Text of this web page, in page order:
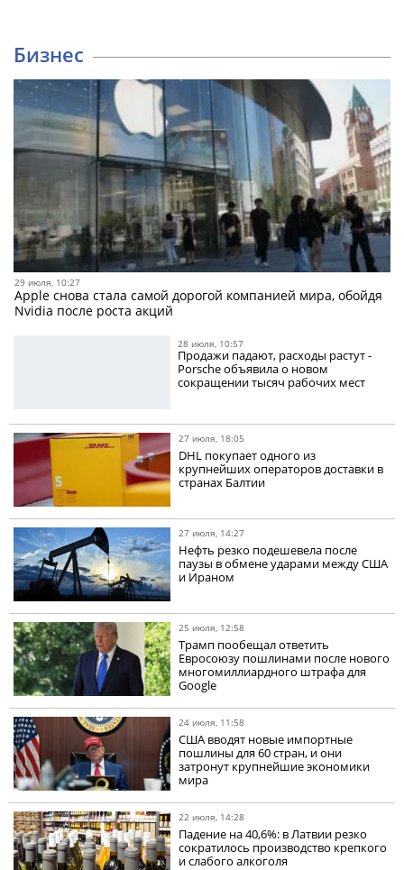
Бизнес
29 июля, 10:27
Apple снова стала самой дорогой компанией мира, обойдя
Nvidia после роста акций
28 июля, 10:57
Продажи падают, расходы растут -
Porsche объявила о новом
сокращении тысяч рабочих мест
27 июля, 18:05
DHL покупает одного из
крупнейших операторов доставки в
странах Балтии
27 июля, 14:27
Нефть резко подешевела после
паузы в обмене ударами между США
и Ираном
25 июля, 12:58
Трамп пообещал ответить
Евросоюзу пошлинами после нового
многомиллиардного штрафа для
Google
24 июля, 11:58
США вводят новые импортные
пошлины для 60 стран, и они
затронут крупнейшие экономики
мира
22 июля, 14:28
Падение на 40,6%: в Латвии резко
сократилось производство крепкого
и слабого алкоголя